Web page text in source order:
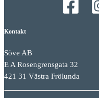
Kontakt
Söve AB
E A Rosengrensgata 32
421 31 Västra Frölunda